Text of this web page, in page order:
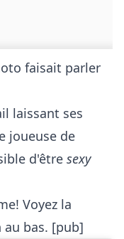
faisait parler
laissant ses
joueuse de
d'être sexy
Voyez la
bas. [pub]